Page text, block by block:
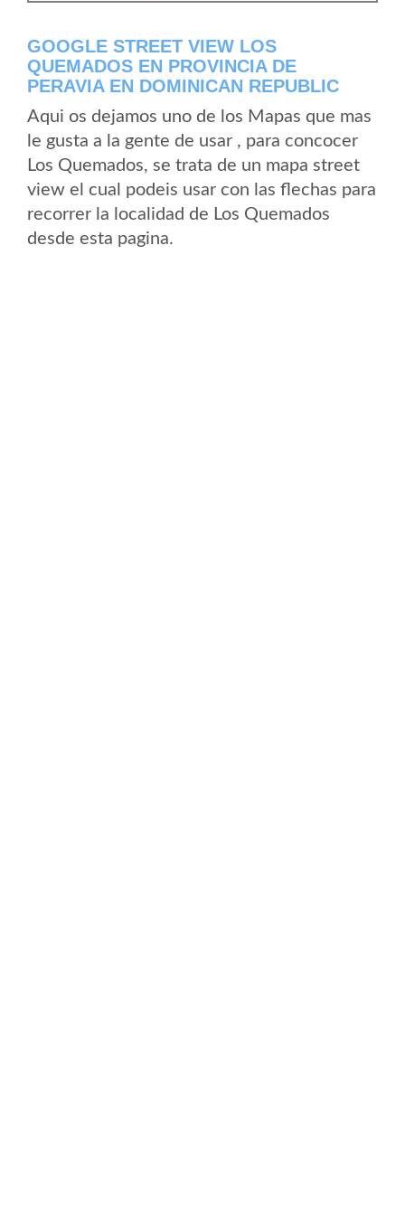
GOOGLE STREET VIEW LOS
QUEMADOS EN PROVINCIA DE
PERAVIA EN DOMINICAN REPUBLIC
Aqui os dejamos uno de los Mapas que mas
le gusta a la gente de usar , para concocer
Los Quemados, se trata de un mapa street
view el cual podeis usar con las flechas para
recorrer la localidad de Los Quemados
desde esta pagina.